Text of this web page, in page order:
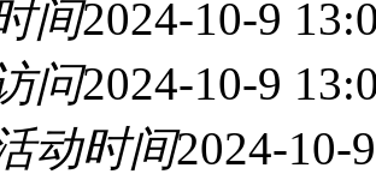
间2024-10-9
问2024-10-9
动时间2024-10-